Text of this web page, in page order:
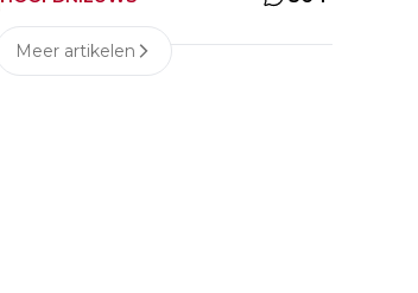
Meer artikelen